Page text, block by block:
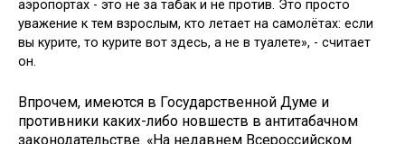
аэропортах - это не за табак и не против. Это просто
уважение к тем взрослым, кто летает на самолётах: если
вы курите, то курите вот здесь, а не в туалете», - считает
он.
Впрочем, имеются в Государственной Думе и
противники каких-либо новшеств в антитабачном
законодательстве. «На недавнем Всероссийском